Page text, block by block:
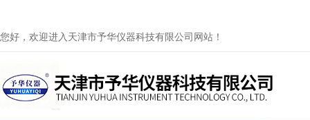
您好，欢迎进入天津市予华仪器科技有限公司网站！